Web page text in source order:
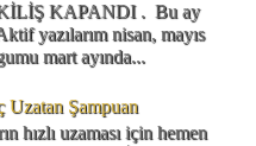
KAPANDI . Bu ay
yazılarım nisan, mayıs
mart ayında...
Uzatan Şampuan
hızlı uzaması için hemen